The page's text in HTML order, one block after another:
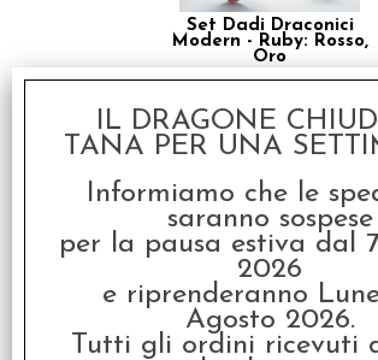
Set Dadi Draconici
Modern - Ruby: Rosso,
Oro
€12,80
IL DRAGONE
TANA PER UNA
Informiamo che le
saranno sospese
per la pausa estiva dal
2026
e riprenderanno
Agosto 2026.
Tutti gli ordini ricevuti